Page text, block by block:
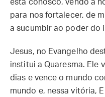
está conosco, vendo a
para nos fortalecer, de
a sucumbir ao poder do
Jesus, no Evangelho
institui a Quaresma. Ele
dias e vence o mundo
mundo e, nessa vitória,